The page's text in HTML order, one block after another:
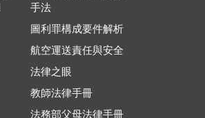
手法
圖利罪構成要件解析
航空運送責任與安全
法律之眼
教師法律手冊
法務部父母法律手冊